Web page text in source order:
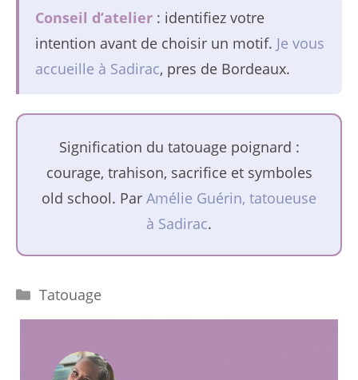
Conseil d’atelier : identifiez votre
intention avant de choisir un motif. Je vous
accueille à Sadirac, pres de Bordeaux.
Signification du tatouage poignard :
courage, trahison, sacrifice et symboles
old school. Par Amélie Guérin, tatoueuse
à Sadirac.
Catégories
Tatouage